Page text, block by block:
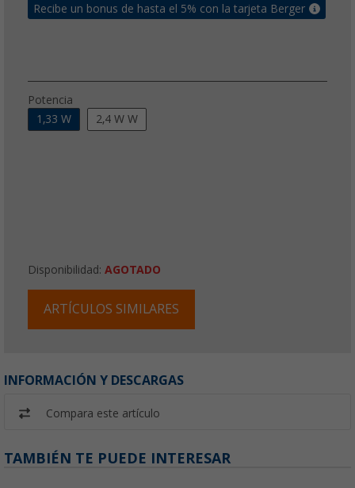
Recibe un bonus de hasta el 5% con la tarjeta Berger
Potencia
1,33 W
2,4 W W
Disponibilidad: AGOTADO
ARTÍCULOS SIMILARES
INFORMACIÓN Y DESCARGAS
Compara este artículo
TAMBIÉN TE PUEDE INTERESAR